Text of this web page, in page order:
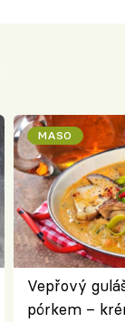
MASO
Vepřový
pórkem –